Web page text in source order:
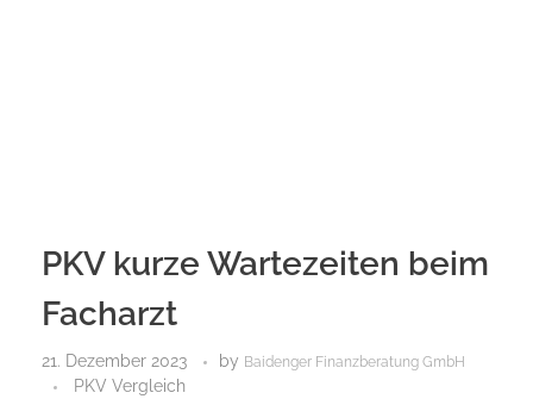
PKV kurze Wartezeiten beim
Facharzt
21. Dezember 2023 by Baidenger Finanzberatung GmbH
PKV Vergleich